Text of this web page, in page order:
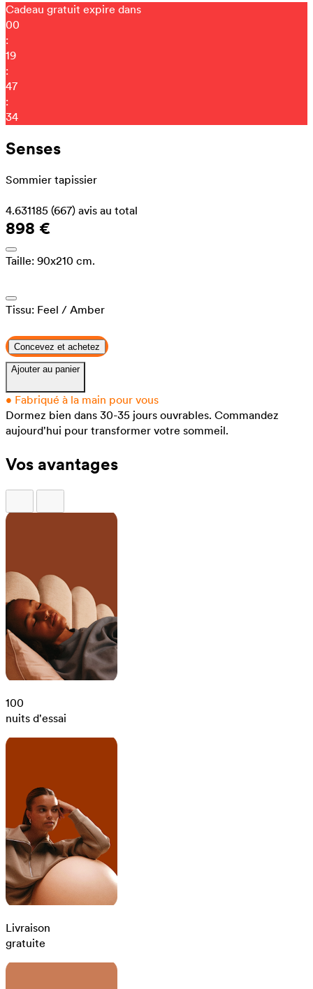
Cadeau gratuit expire dans
00
:
19
:
47
:
30
Senses
Sommier tapissier
4.631185 (667) avis au total
898 €
Taille: 90x210 cm.
Tissu: Feel / Amber
Concevez et achetez
Ajouter au panier
• Fabriqué à la main pour vous
Dormez bien dans 30-35 jours ouvrables. Commandez
aujourd'hui pour transformer votre sommeil.
Vos avantages
100
nuits d'essai
Livraison
gratuite